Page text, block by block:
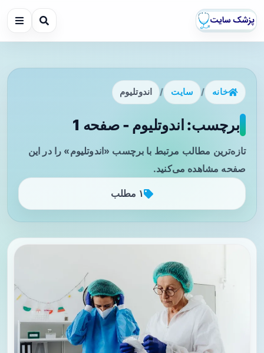
خانه / سایت / اندوتلیوم
برچسب: اندوتلیوم - صفحه 1
تازه‌ترین مطالب مرتبط با برچسب «اندوتلیوم» را در این
صفحه مشاهده می‌کنید.
۱ مطلب